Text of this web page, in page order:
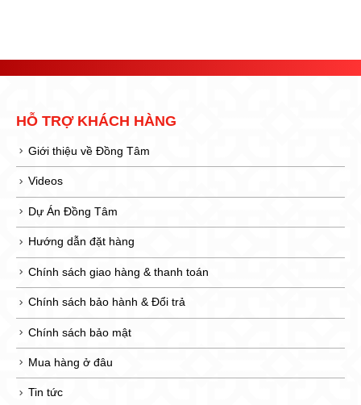
HỖ TRỢ KHÁCH HÀNG
Giới thiệu về Đồng Tâm
Videos
Dự Án Đồng Tâm
Hướng dẫn đặt hàng
Chính sách giao hàng & thanh toán
Chính sách bảo hành & Đổi trả
Chính sách bảo mật
Mua hàng ở đâu
Tin tức